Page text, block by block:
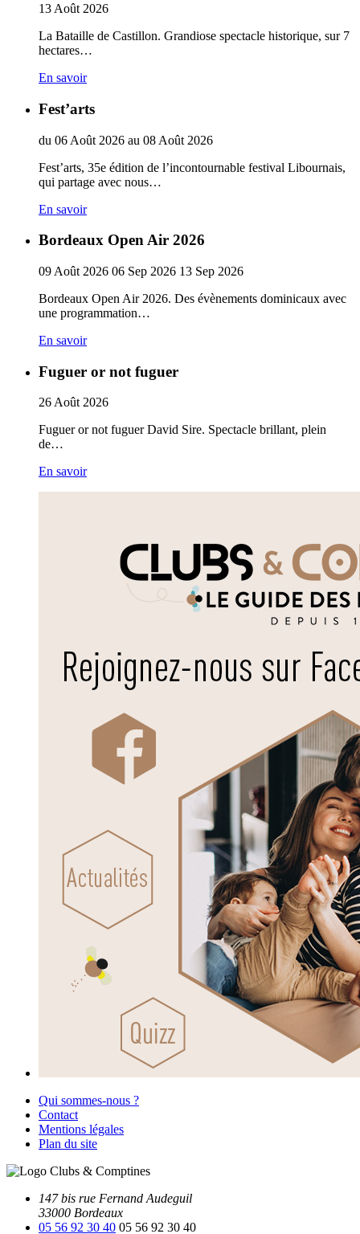
13 Août 2026
La Bataille de Castillon. Grandiose spectacle historique, sur 7
hectares…
En savoir
Fest’arts
du 06 Août 2026 au 08 Août 2026
Fest’arts, 35e édition de l’incontournable festival Libournais,
qui partage avec nous…
En savoir
Bordeaux Open Air 2026
09 Août 2026 06 Sep 2026 13 Sep 2026
Bordeaux Open Air 2026. Des évènements dominicaux avec
une programmation…
En savoir
Fuguer or not fuguer
26Août 2026
Fuguer or not fuguer David Sire. Spectacle brillant, plein
de…
En savoir
Qui sommes-nous ?
Contact
Mentions légales
Plan du site
147 bis rue Fernand Audeguil
33000 Bordeaux
05 56 92 30 40 05 56 92 30 40